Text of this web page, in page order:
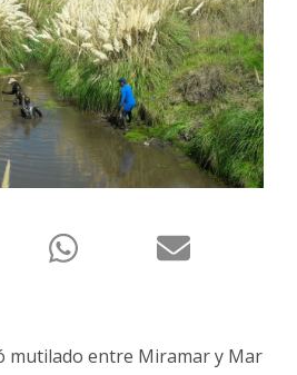
mutilado entre Miramar y Mar